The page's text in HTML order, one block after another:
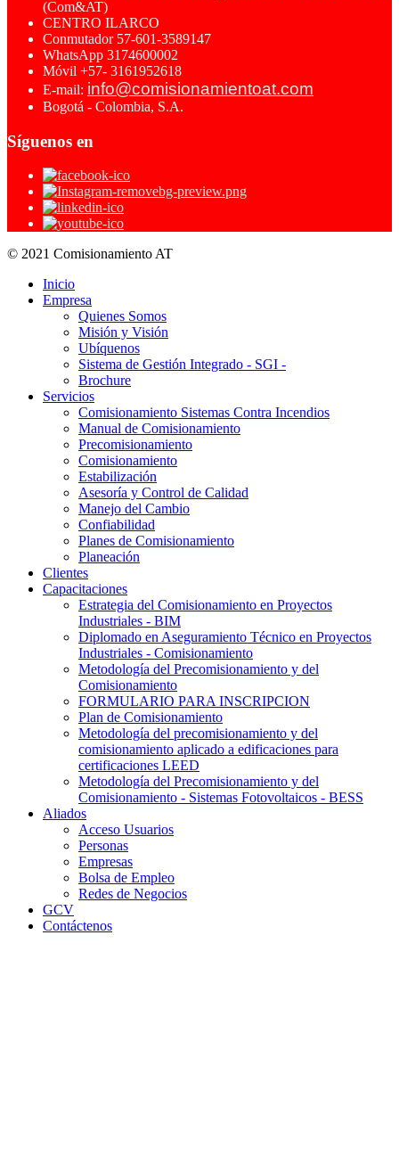
(Com&AT)
CENTRO ILARCO
Conmutador 57-601-3589147
WhatsApp 3174600002
Móvil +57- 3161952618
E-mail: info@comisionamientoat.com
Bogotá - Colombia, S.A.
Síguenos en
© 2021 Comisionamiento AT
Inicio
Empresa
Quienes Somos
Misión y Visión
Ubíquenos
Sistema de Gestión Integrado - SGI -
Brochure
Servicios
Comisionamiento Sistemas Contra Incendios
Manual de Comisionamiento
Precomisionamiento
Comisionamiento
Estabilización
Asesoría y Control de Calidad
Manejo del Cambio
Confiabilidad
Planes de Comisionamiento
Planeación
Clientes
Capacitaciones
Estrategia del Comisionamiento en Proyectos
Industriales - BIM
Diplomado en Aseguramiento Técnico en Proyectos
Industriales - Comisionamiento
Metodología del Precomisionamiento y del
Comisionamiento
FORMULARIO PARA INSCRIPCION
Plan de Comisionamiento
Metodología del precomisionamiento y del
comisionamiento aplicado a edificaciones para
certificaciones LEED
Metodología del Precomisionamiento y del
Comisionamiento - Sistemas Fotovoltaicos - BESS
Aliados
Acceso Usuarios
Personas
Empresas
Bolsa de Empleo
Redes de Negocios
GCV
Contáctenos